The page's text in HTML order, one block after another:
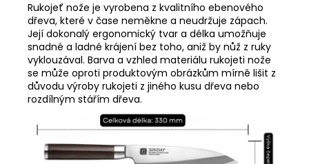
Rukojeť nože je vyrobena z kvalitního ebenového
dřeva, které v čase neměkne a neudržuje zápach.
Její dokonalý ergonomický tvar a délka umožňuje
snadné a ladné krájení bez toho, aniž by nůž z ruky
vyklouzával. Barva a vzhled materiálu rukojeti nože
se může oproti produktovým obrázkům mírně lišit z
důvodu výroby rukojeti z jiného kusu dřeva nebo
rozdílným stářím dřeva.